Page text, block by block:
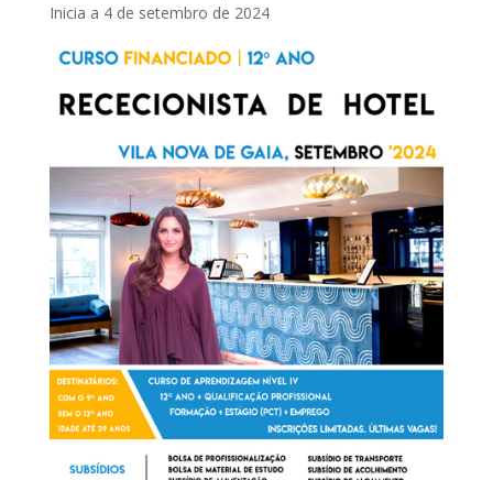
Inicia a 4 de setembro de 2024